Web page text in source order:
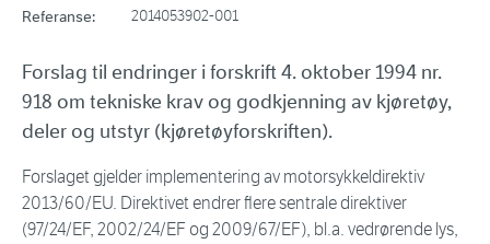
Referanse: 2014053902-001
Forslag til endringer i forskrift 4. oktober 1994 nr.
918 om tekniske krav og godkjenning av kjøretøy,
deler og utstyr (kjøretøyforskriften).
Forslaget gjelder implementering av motorsykkeldirektiv
2013/60/EU. Direktivet endrer flere sentrale direktiver
(97/24/EF, 2002/24/EF og 2009/67/EF), bl.a. vedrørende lys,